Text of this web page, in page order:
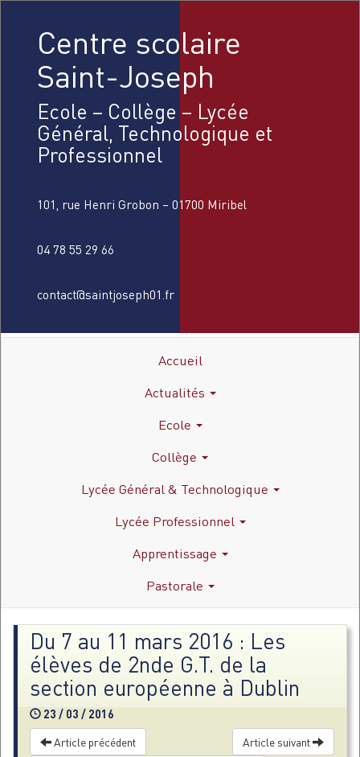
Centre scolaire
Saint-Joseph
Ecole – Collège – Lycée
Général, Technologique et
Professionnel
101, rue Henri Grobon – 01700 Miribel
04 78 55 29 66
contact@saintjoseph01.fr
Accueil
Actualités
Ecole
Collège
Lycée Général & Technologique
Lycée Professionnel
Apprentissage
Pastorale
Du 7 au 11 mars 2016 : Les
élèves de 2nde G.T. de la
section européenne à Dublin
23 / 03 / 2016
Article précédent
Article suivant